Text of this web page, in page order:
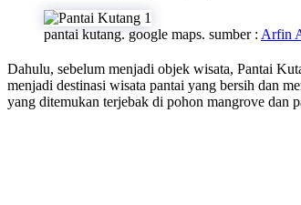
pantai kutang. google maps. sumber : Arfin
Dahulu, sebelum menjadi objek wisata, Pantai
menjadi destinasi wisata pantai yang bersih dan
yang ditemukan terjebak di pohon mangrove dan